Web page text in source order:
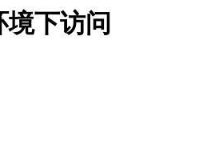
下访问